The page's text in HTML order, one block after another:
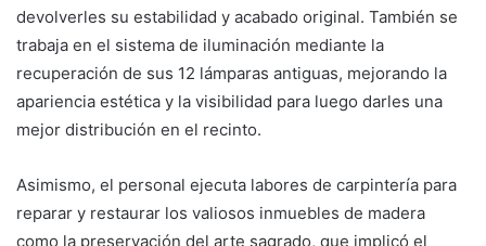
devolverles su estabilidad y acabado original. También se
trabaja en el sistema de iluminación mediante la
recuperación de sus 12 lámparas antiguas, mejorando la
apariencia estética y la visibilidad para luego darles una
mejor distribución en el recinto.
Asimismo, el personal ejecuta labores de carpintería para
reparar y restaurar los valiosos inmuebles de madera
como la preservación del arte sagrado, que implicó el